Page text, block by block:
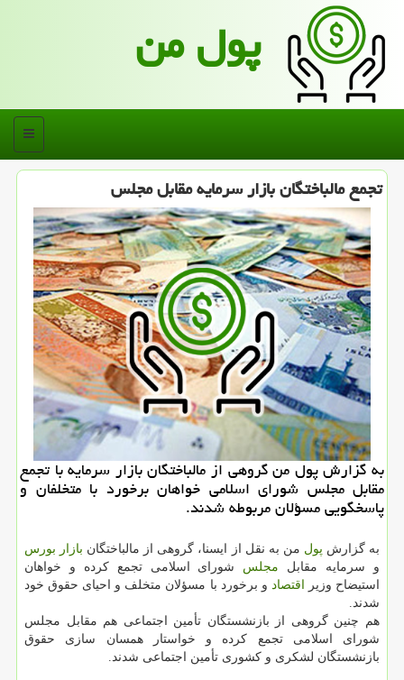
پول من
منو
تجمع مالباختگان بازار سرمایه مقابل مجلس
به گزارش پول من گروهی از مالباختگان بازار سرمایه با تجمع
مقابل مجلس شورای اسلامی خواهان برخورد با متخلفان و
پاسخگویی مسؤلان مربوطه شدند.
به گزارش پول من به نقل از ایسنا، گروهی از مالباختگان بازار بورس
و سرمایه مقابل مجلس شورای اسلامی تجمع کرده و خواهان
استیضاح وزیر اقتصاد و برخورد با مسؤلان متخلف و احیای حقوق خود
شدند.
هم چنین گروهی از بازنشستگان تأمین اجتماعی هم مقابل مجلس
شورای اسلامی تجمع کرده و خواستار همسان سازی حقوق
بازنشستگان لشکری و کشوری تأمین اجتماعی شدند.